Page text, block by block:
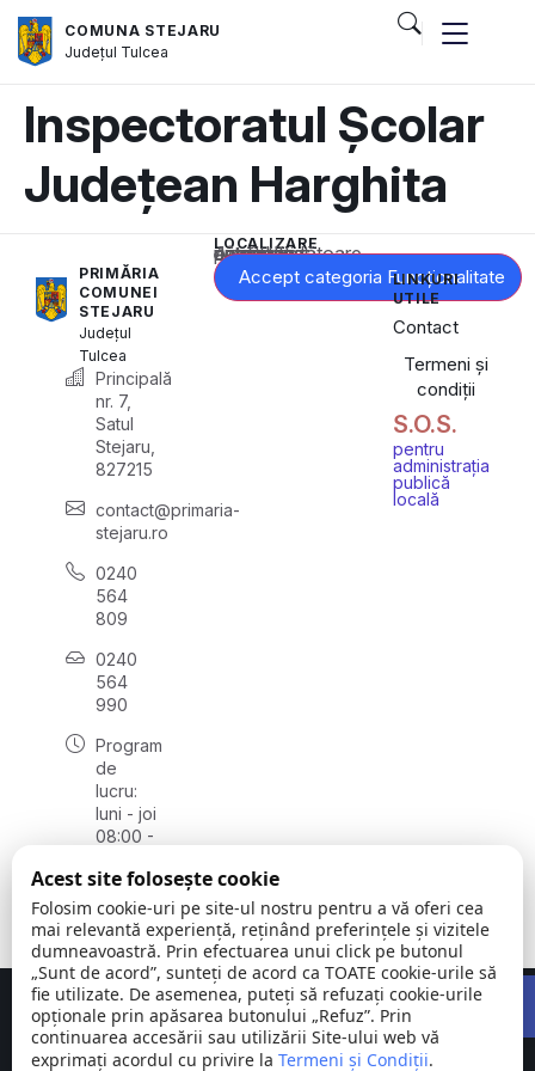
COMUNA STEJARU
Județul Tulcea
Inspectoratul Școlar
Județean Harghita
PRIMĂRIA
COMUNEI
STEJARU
Județul
Tulcea
Principală
nr. 7,
Satul
Stejaru,
827215
contact@primaria-
stejaru.ro
0240
564
809
0240
564
990
Program
de
lucru:
luni - joi
08:00 -
vineri
08:00 -
14:00
LOCALIZARE
Acest conținut este blocat până când acceptați categoria corespunzătoare de cookie-uri.
Accept categoria Funcționalitate
LINKURI
UTILE
Contact
Termeni și
condiții
S.O.S.
pentru
administrația
publică
locală
Comuna © Toate
Concept realizat deBig Media Relații Publice SRL
Acest site folosește cookie
Folosim cookie-uri pe site-ul nostru pentru a vă oferi cea
mai relevantă experiență, reținând preferințele și vizitele
dumneavoastră. Prin efectuarea unui click pe butonul
„Sunt de acord”, sunteți de acord ca TOATE cookie-urile să
fie utilizate. De asemenea, puteți să refuzați cookie-urile
opționale prin apăsarea butonului „Refuz”. Prin
continuarea accesării sau utilizării Site-ului web vă
exprimați acordul cu privire la Termeni și Condiții.